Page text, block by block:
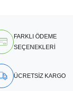
FARKLI ÖDEME
SEÇENEKLERİ
ÜCRETSİZ KARGO